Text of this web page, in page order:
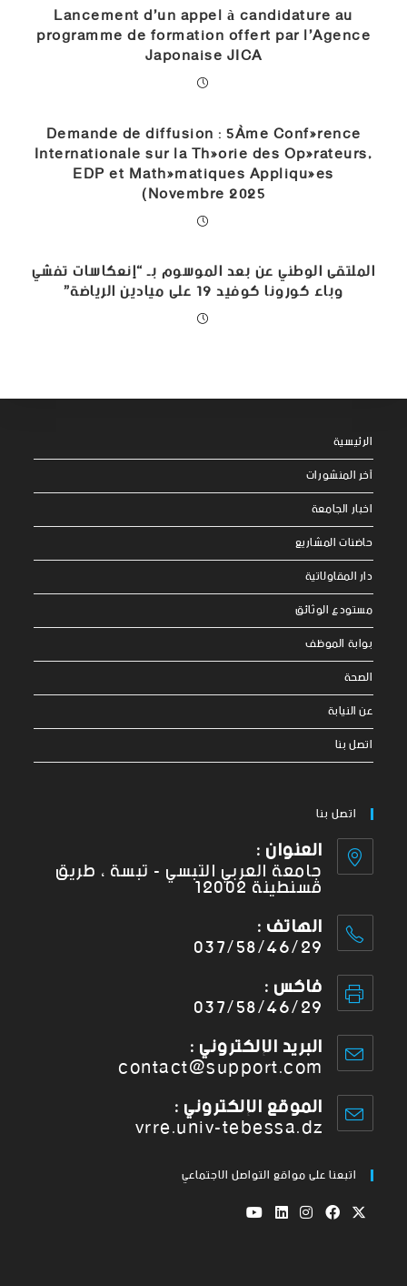
Lancement d’un appel à candidature au
programme de formation offert par l’Agence
Japonaise JICA
Demande de diffusion : 5ème Conférence
Internationale sur la Théorie des Opérateurs,
EDP et Mathématiques Appliquées
(Novembre 2025
الملتقى الوطني عن بعد الموسوم بـ “إنعكاسات تفشي
وباء كورونا كوفيد 19 على ميادين الرياضة”
الرئيسية
آخر المنشورات
اخبار الجامعة
حاضنات المشاريع
دار المقاولاتية
مستودع الوثائق
بوابة الموظف
الصحة
عن النيابة
اتصل بنا
اتصل بنا
العنوان :
جامعة العربي التبسي - تبسة ، طريق
قسنطينة 12002
الهاتف :
037/58/46/29
فاكس :
037/58/46/29
البريد الإلكتروني :
contact@support.com
الموقع الإلكتروني :
vrre.univ-tebessa.dz
اتبعنا على مواقع التواصل الاجتماعي